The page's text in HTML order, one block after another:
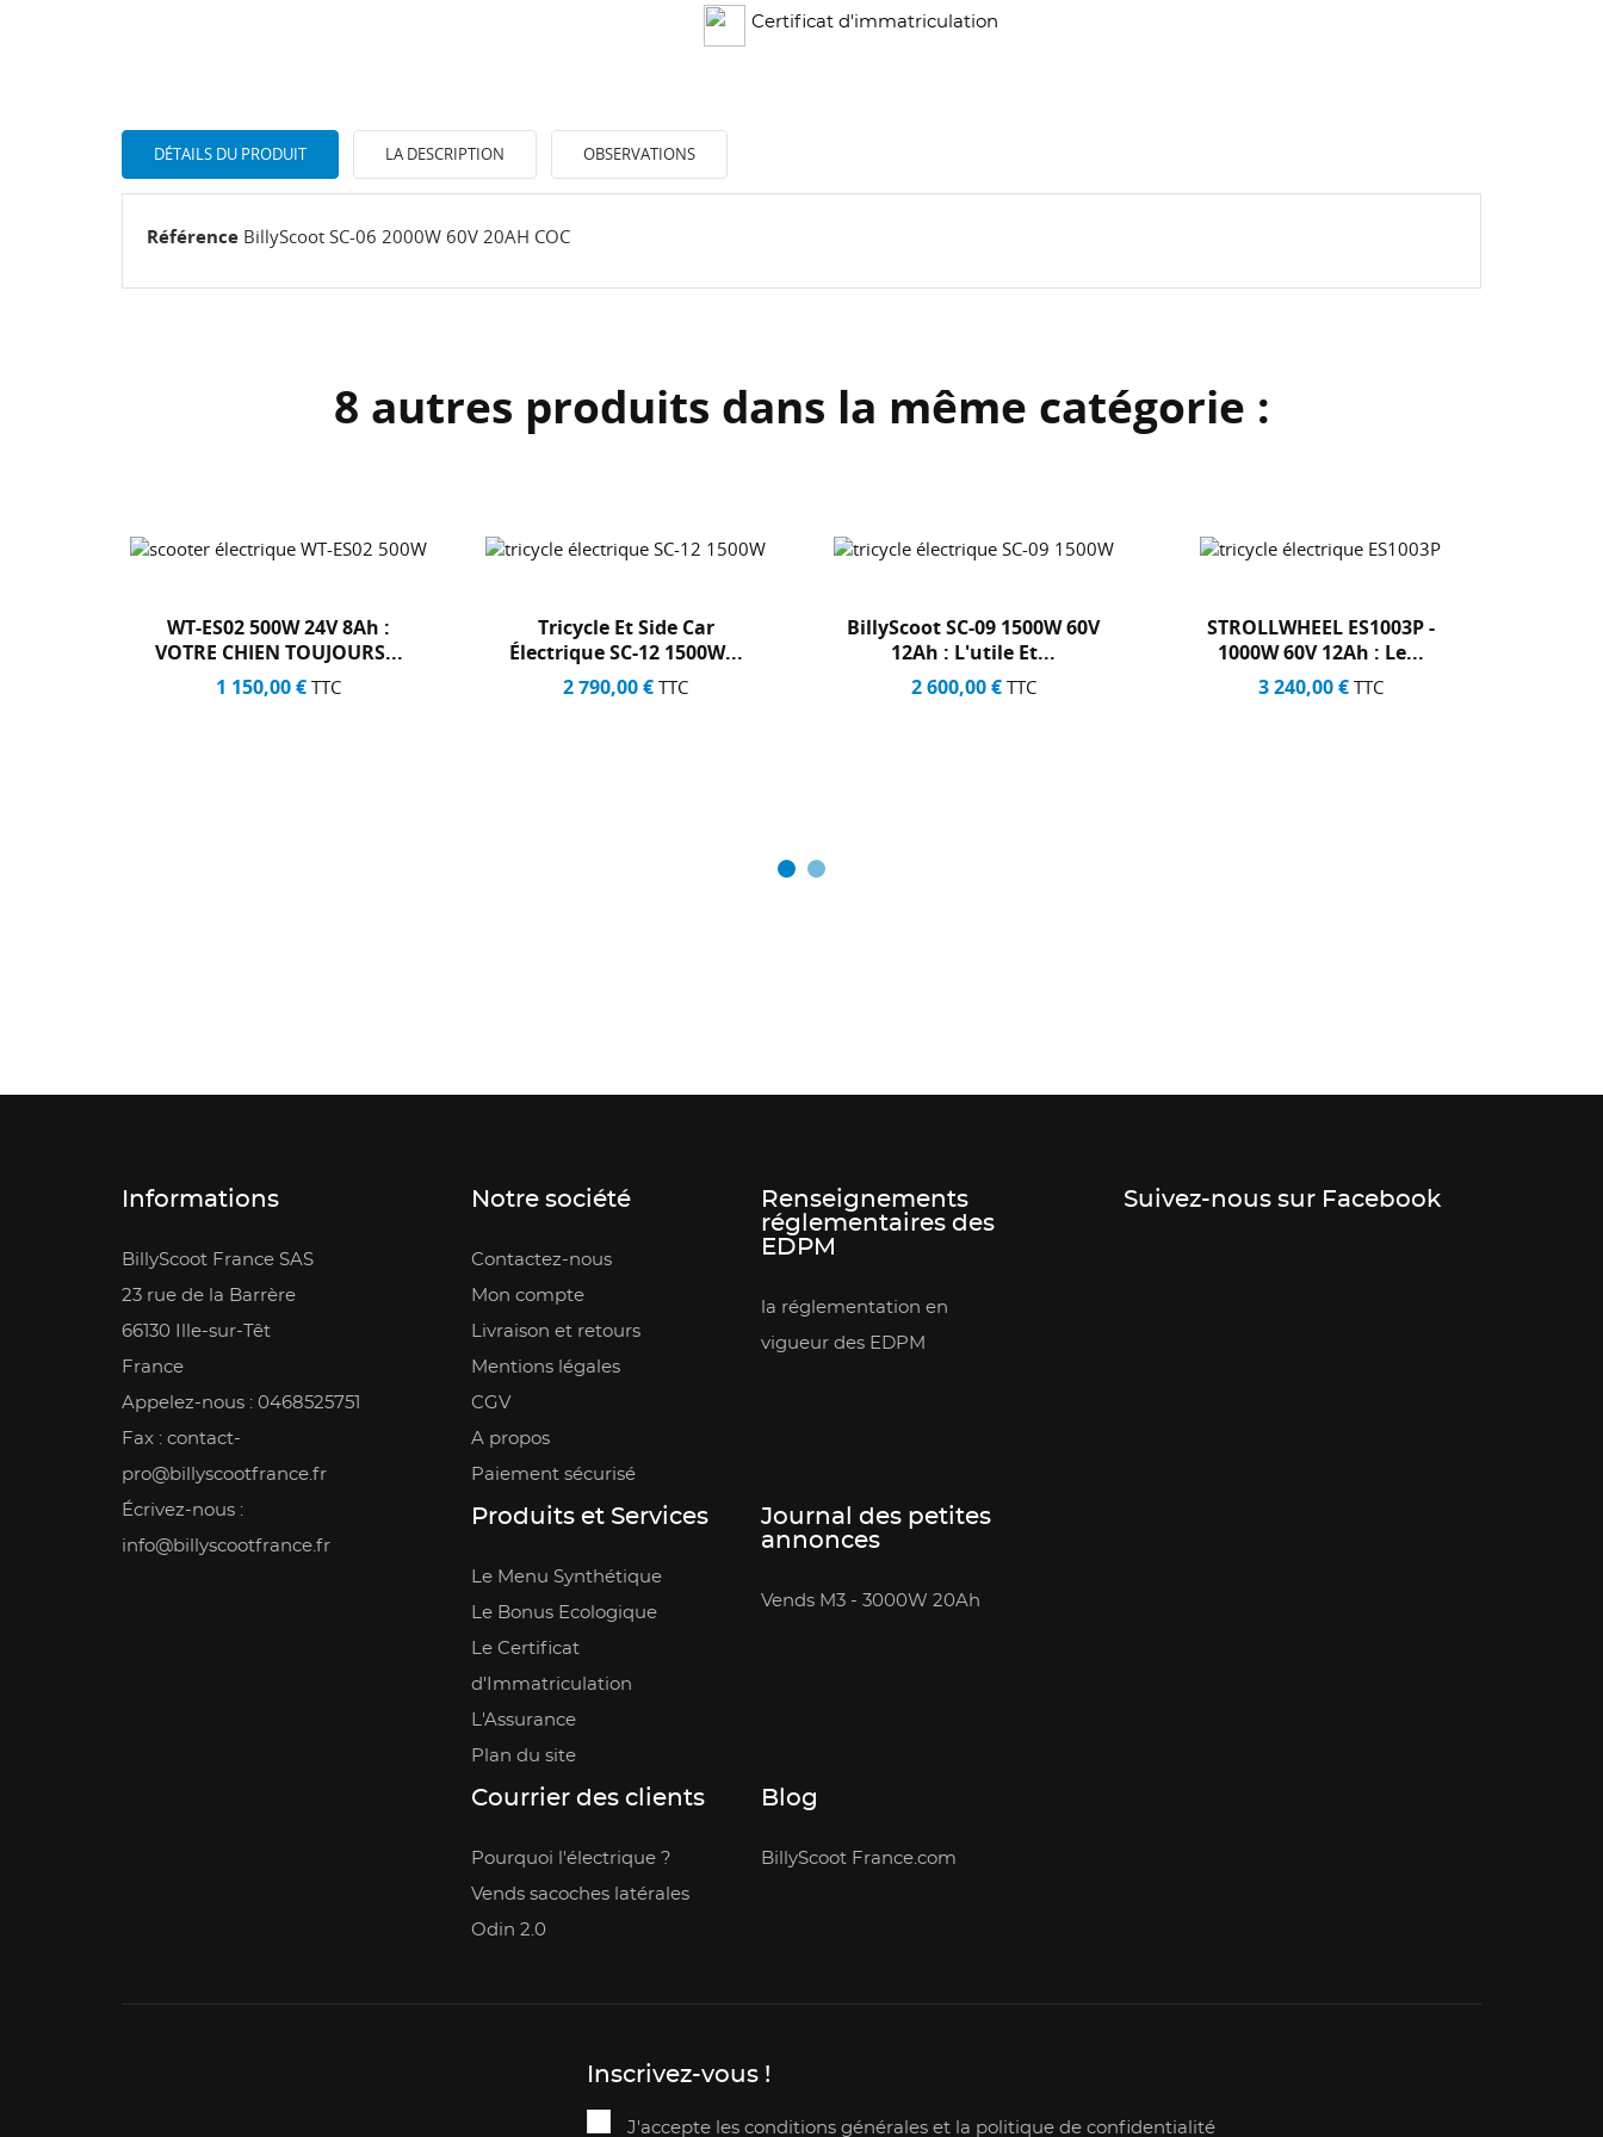
Certificat d'immatriculation
DÉTAILS DU PRODUIT LA DESCRIPTION OBSERVATIONS
Référence BillyScoot SC-06 2000W 60V 20AH COC
8 autres produits dans la même catégorie :
WT-ES02 500W 24V 8Ah :
VOTRE CHIEN TOUJOURS...
Tricycle Et Side Car
Électrique SC-12 1500W...
BillyScoot SC-09 1500W 60V
12Ah : L'utile Et...
STROLLWHEEL ES1003P -
1000W 60V 12Ah : Le...
SIDE CAR STANFORD
VESPA 1500W 72V
Informations
BillyScoot France SAS
23 rue de la Barrère
66130 Ille-sur-Têt
France
Appelez-nous : 0468525751
Fax : contact-
pro@billyscootfrance.fr
Écrivez-nous :
info@billyscootfrance.fr
Notre société
Contactez-nous
Mon compte
Livraison et retours
Mentions légales
CGV
A propos
Paiement sécurisé
Renseignements
réglementaires des
EDPM
la réglementation en
vigueur des EDPM
Produits et Services
Le Menu Synthétique
Le Bonus Ecologique
Le Certificat
d'Immatriculation
L'Assurance
Plan du site
Journal des petites
annonces
Vends M3 - 3000W 20Ah
Courrier des clients
Pourquoi l'électrique ?
Vends sacoches latérales
Odin 2.0
Blog
BillyScoot France.com
Suivez-nous sur Facebook
Inscrivez-vous !
J'accepte les conditions générales et la politique de confidentialité